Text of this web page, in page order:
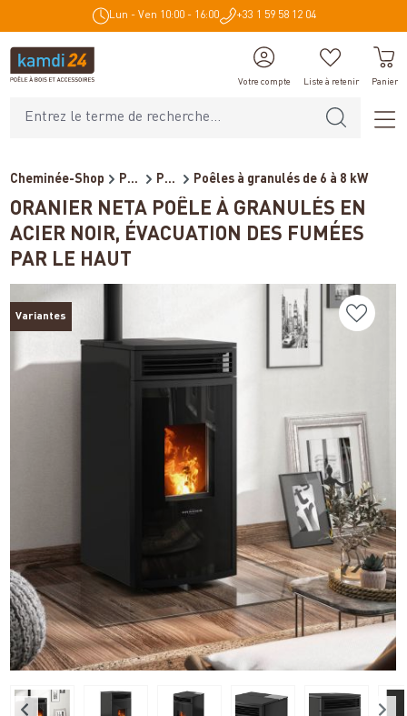
principal Lun - Ven 10:00 - 16:00 +33 1 59 58 12 04
Votre compte Liste à retenir Panier
Cheminée-Shop Poêles et cheminées Poêles à granulés / Cheminé... Poêles à granulés de 6 à 8 kW
ORANIER NETA POÊLE À GRANULÉS EN
ACIER NOIR, ÉVACUATION DES FUMÉES
PAR LE HAUT
Variantes